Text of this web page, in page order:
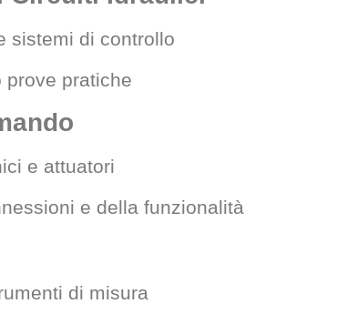
sistemi di controllo
pratiche
e attuatori
e della funzionalità
di misura